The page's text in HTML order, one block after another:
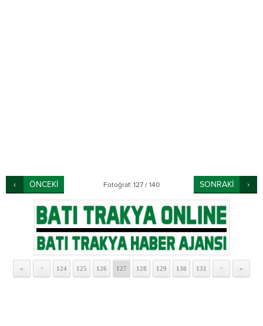
ÖNCEKİ Fotoğraf: 127 / 140 SONRAKİ
« < 124 125 126 127 128 129 130 131 > »